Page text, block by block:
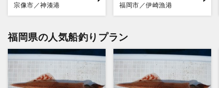
宗像市／神湊港 福岡市／伊崎漁港
福岡県の人気船釣りプラン